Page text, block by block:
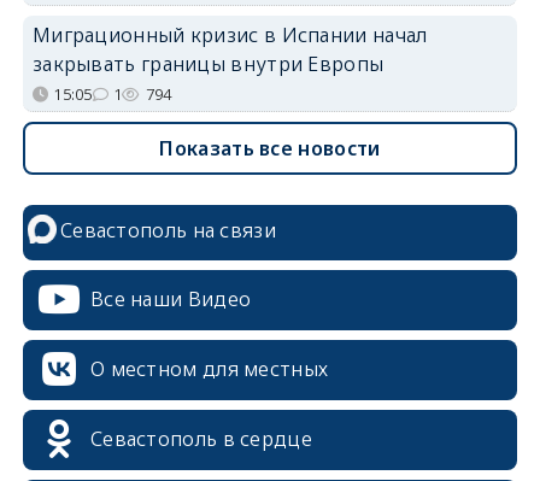
Миграционный кризис в Испании начал
закрывать границы внутри Европы
15:05 1 794
Показать все новости
Севастополь на связи
Все наши Видео
О местном для местных
Севастополь в сердце